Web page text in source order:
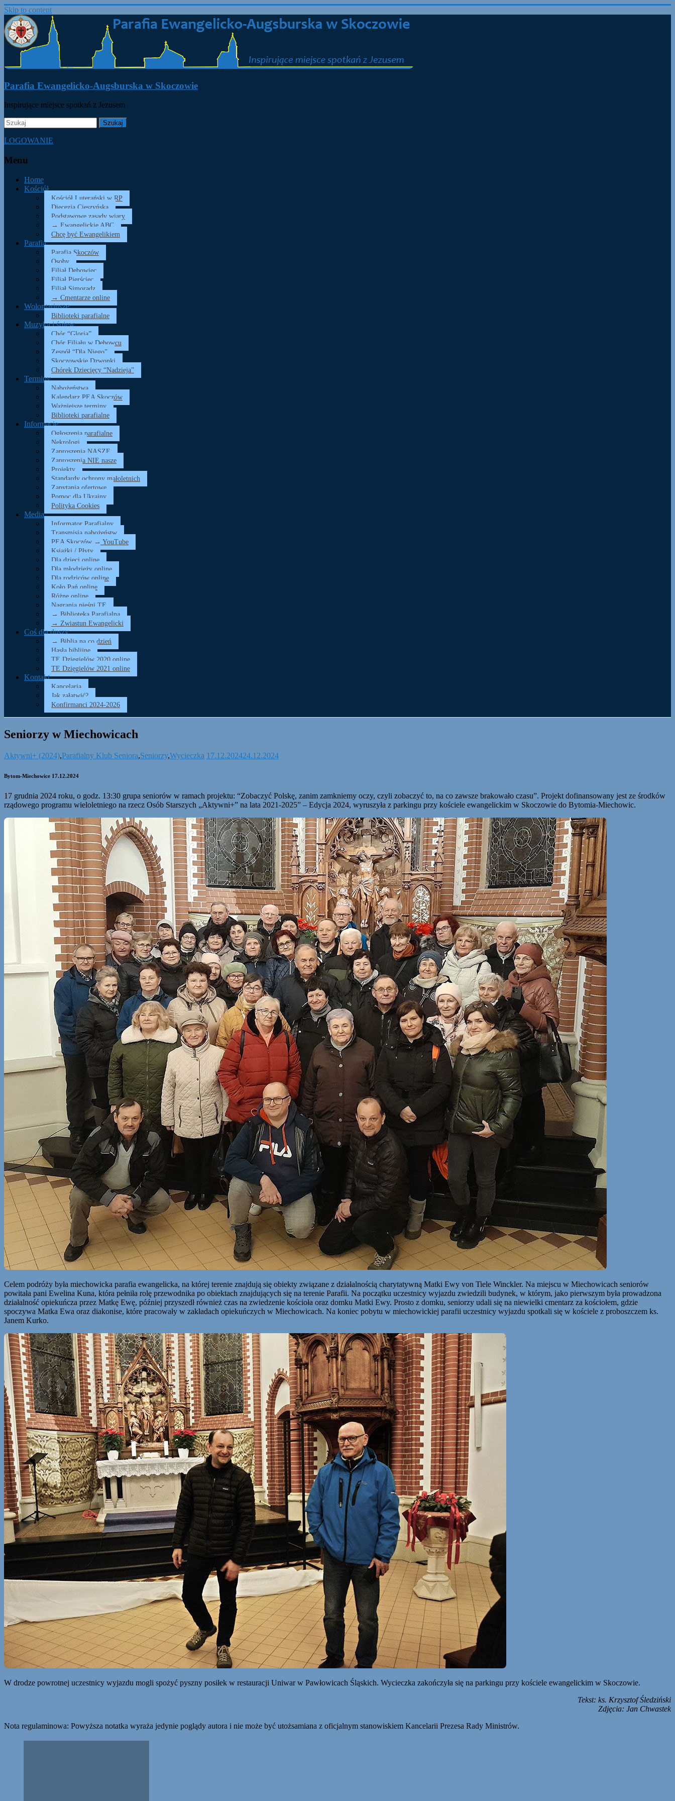
Skip to content
Parafia Ewangelicko-Augsburska w Skoczowie
Inspirujące miejsce spotkań z Jezusem
LOGOWANIE
Menu
Home
Kościół
Kościół Luterański w RP
Diecezja Cieszyńska
Podstawowe zasady wiary
→ Ewangelickie ABC
Chcę być Ewangelikiem
Parafia
Parafia Skoczów
Osoby
Filiał Dębowiec
Filiał Pierściec
Filiał Simoradz
→ Cmentarze online
Wolontariusze
Biblioteki parafialne
Muzyka i śpiew
Chór “Gloria”
Chór Filiału w Dębowcu
Zespół “Dla Niego”
Skoczowskie Dzwonki
Chórek Dziecięcy “Nadzieja”
Terminy
Nabożeństwa
Kalendarz PEA Skoczów
Ważniejsze terminy
Biblioteki parafialne
Informacje
Ogłoszenia parafialne
Nekrologi
Zaproszenia NASZE
Zaproszenia NIE nasze
Projekty
Standardy ochrony małoletnich
Zapytania ofertowe
Pomoc dla Ukrainy
Polityka Cookies
Media
Informator Parafialny
Transmisja nabożeństw
PEA Skoczów → YouTube
Książki / Płyty
Dla dzieci online
Dla młodzieży online
Dla rodziców online
Koło Pań online
Różne online
Nagrania pieśni TE
→ Biblioteka Parafialna
→ Zwiastun Ewangelicki
Coś dla duszy…
→ Biblia na co dzień
Hasła biblijne
TE Dzięgielów 2020 online
TE Dzięgielów 2021 online
Kontakt
Kancelaria
Jak załatwić?
Konfirmanci 2024-2026
Seniorzy w Miechowicach
Aktywni+ (2024),Parafialny Klub Seniora,Seniorzy,Wycieczka 17.12.202424.12.2024
Bytom-Miechowice 17.12.2024
17 grudnia 2024 roku, o godz. 13:30 grupa seniorów w ramach projektu: “Zobaczyć Polskę, zanim zamkniemy oczy, czyli zobaczyć to, na co zawsze brakowało czasu”. Projekt dofinansowany jest ze środków
rządowego programu wieloletniego na rzecz Osób Starszych „Aktywni+” na lata 2021-2025” – Edycja 2024, wyruszyła z parkingu przy kościele ewangelickim w Skoczowie do Bytomia-Miechowic.
Celem podróży była miechowicka parafia ewangelicka, na której terenie znajdują się obiekty związane z działalnością charytatywną Matki Ewy von Tiele Winckler. Na miejscu w Miechowicach seniorów
powitała pani Ewelina Kuna, która pełniła rolę przewodnika po obiektach znajdujących się na terenie Parafii. Na początku uczestnicy wyjazdu zwiedzili budynek, w którym, jako pierwszym była prowadzona
działalność opiekuńcza przez Matkę Ewę, później przyszedł również czas na zwiedzenie kościoła oraz domku Matki Ewy. Prosto z domku, seniorzy udali się na niewielki cmentarz za kościołem, gdzie
spoczywa Matka Ewa oraz diakonise, które pracowały w zakładach opiekuńczych w Miechowicach. Na koniec pobytu w miechowickiej parafii uczestnicy wyjazdu spotkali się w kościele z proboszczem ks.
Janem Kurko.
W drodze powrotnej uczestnicy wyjazdu mogli spożyć pyszny posiłek w restauracji Uniwar w Pawłowicach Śląskich. Wycieczka zakończyła się na parkingu przy kościele ewangelickim w Skoczowie.
Tekst: ks. Krzysztof Śledziński
Zdjęcia: Jan Chwastek
Nota regulaminowa: Powyższa notatka wyraża jedynie poglądy autora i nie może być utożsamiana z oficjalnym stanowiskiem Kancelarii Prezesa Rady Ministrów.